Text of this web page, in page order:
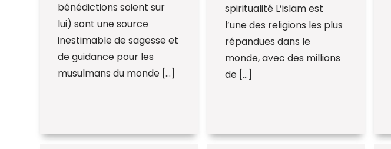
bénédictions soient sur
lui) sont une source
inestimable de sagesse et
de guidance pour les
musulmans du monde […]
spiritualité L’islam est
l’une des religions les plus
répandues dans le
monde, avec des millions
de […]